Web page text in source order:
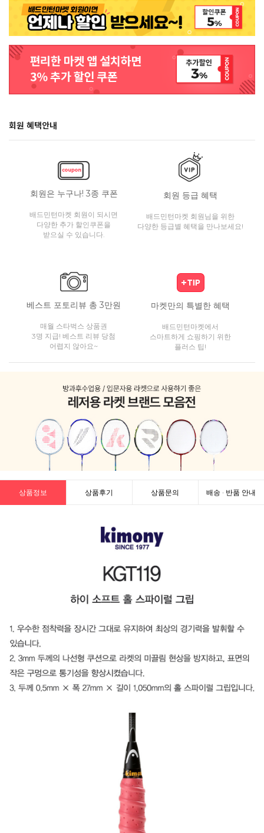
회원 혜택안내
회원은 누구나! 3종 쿠폰
배드민턴마켓 회원이 되시면
다양한 추가 할인쿠폰을
받으실 수 있습니다.
회원 등급 혜택
배드민턴마켓 회원님을 위한
다양한 등급별 혜택을 만나보세요!
베스트 포토리뷰 총 3만원
매월 스타벅스 상품권
3명 지급! 베스트 리뷰 당첨
어렵지 않아요~
마켓만의 특별한 혜택
배드민턴마켓에서
스마트하게 쇼핑하기 위한
플러스 팁!
상품정보 상품후기 상품문의 배송 · 반품 안내